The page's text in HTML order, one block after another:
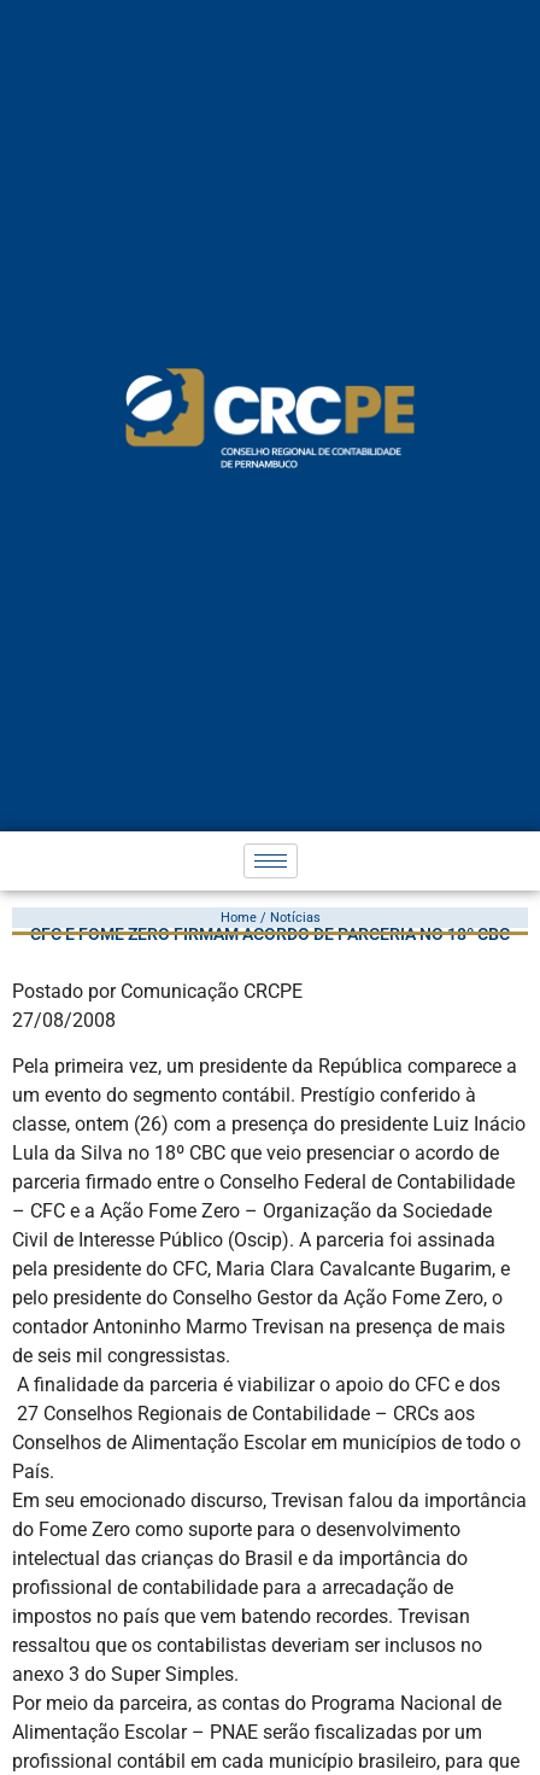
CFC E FOME ZERO FIRMAM ACORDO DE PARCERIA NO 18º CBC
Home / Notícias
Postado por Comunicação CRCPE
27/08/2008
Pela primeira vez, um presidente da República comparece a
um evento do segmento contábil. Prestígio conferido à
classe, ontem (26) com a presença do presidente Luiz Inácio
Lula da Silva no 18º CBC que veio presenciar o acordo de
parceria firmado entre o Conselho Federal de Contabilidade
– CFC e a Ação Fome Zero – Organização da Sociedade
Civil de Interesse Público (Oscip). A parceria foi assinada
pela presidente do CFC, Maria Clara Cavalcante Bugarim, e
pelo presidente do Conselho Gestor da Ação Fome Zero, o
contador Antoninho Marmo Trevisan na presença de mais
de seis mil congressistas.
A finalidade da parceria é viabilizar o apoio do CFC e dos
27 Conselhos Regionais de Contabilidade – CRCs aos
Conselhos de Alimentação Escolar em municípios de todo o
País.
Em seu emocionado discurso, Trevisan falou da importância
do Fome Zero como suporte para o desenvolvimento
intelectual das crianças do Brasil e da importância do
profissional de contabilidade para a arrecadação de
impostos no país que vem batendo recordes. Trevisan
ressaltou que os contabilistas deveriam ser inclusos no
anexo 3 do Super Simples.
Por meio da parceira, as contas do Programa Nacional de
Alimentação Escolar – PNAE serão fiscalizadas por um
profissional contábil em cada município brasileiro, para que